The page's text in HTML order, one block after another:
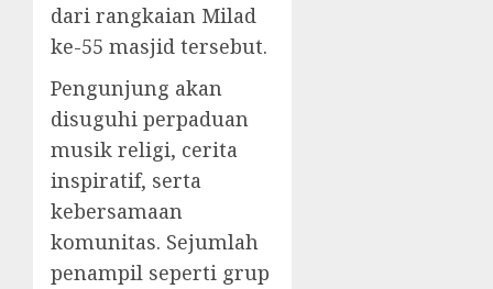
dari rangkaian Milad
ke-55 masjid tersebut.
Pengunjung akan
disuguhi perpaduan
musik religi, cerita
inspiratif, serta
kebersamaan
komunitas. Sejumlah
penampil seperti grup